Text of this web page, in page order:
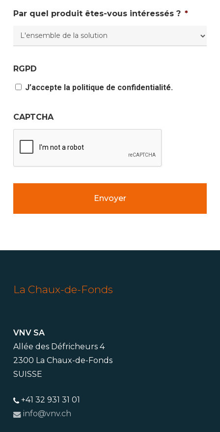
Par quel produit êtes-vous intéressés ? *
RGPD
J’accepte la politique de confidentialité.
CAPTCHA
La Chaux-de-Fonds
VNV SA
Allée des Défricheurs 4
2300 La Chaux-de-Fonds
SUISSE
+41 32 931 31 01
info@vnv.ch